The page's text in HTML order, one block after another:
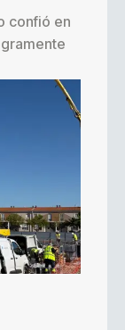
confió en